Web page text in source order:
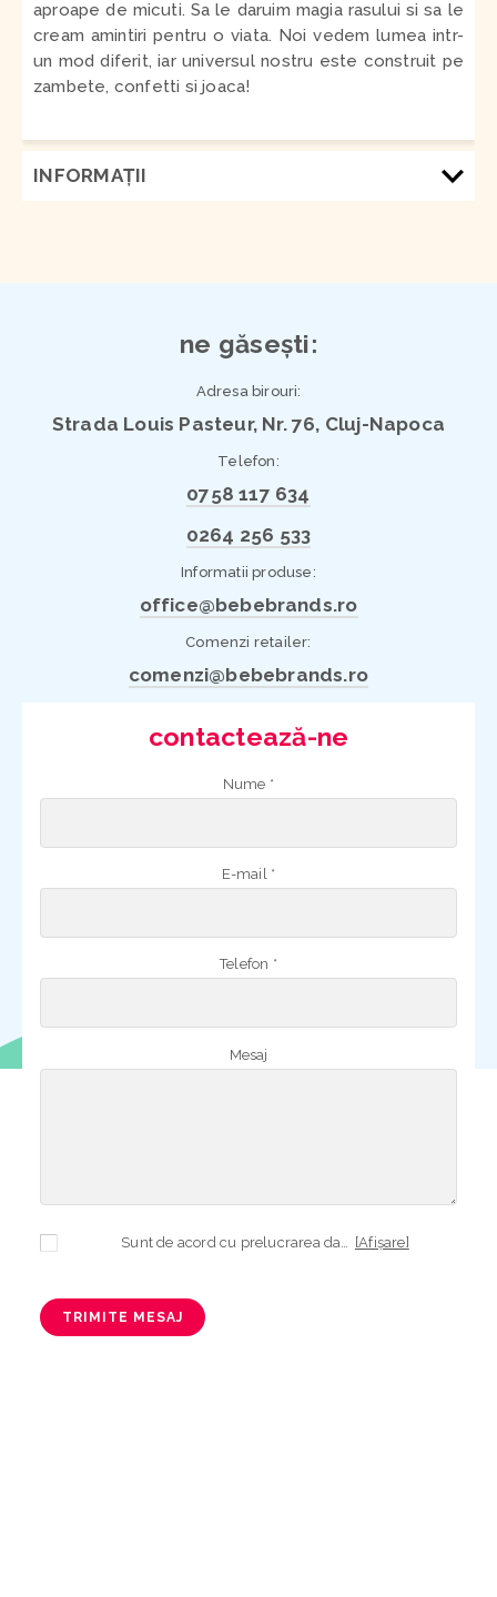
aproape de micuti. Sa le daruim magia rasului si sa le
cream amintiri pentru o viata. Noi vedem lumea intr-
un mod diferit, iar universul nostru este construit pe
zambete, confetti si joaca!
INFORMAŢII
ne găsești:
Adresa birouri:
Strada Louis Pasteur, Nr. 76, Cluj-Napoca
Telefon:
0758 117 634
0264 256 533
Informatii produse:
office@bebebrands.ro
Comenzi retailer:
comenzi@bebebrands.ro
contactează-ne
Nume *
E-mail *
Telefon *
Mesaj
[Afișare]
TRIMITE MESAJ